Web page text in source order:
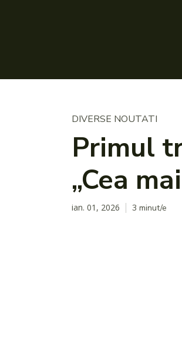
DIVERSE NOUTATI
Primul
„Cea
ian. 01, 2026 3 minut/e